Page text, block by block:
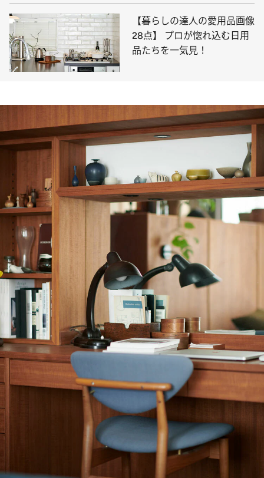
【暮らしの達人の愛用品画像
28点】 プロが惚れ込む日用
品たちを一気見！